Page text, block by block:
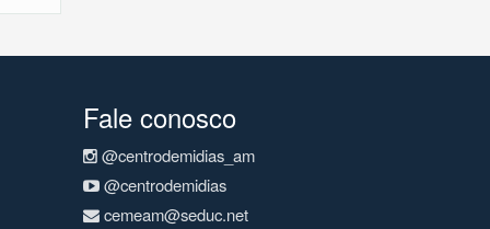
Fale conosco
@centrodemidias_am
@centrodemidias
cemeam@seduc.net